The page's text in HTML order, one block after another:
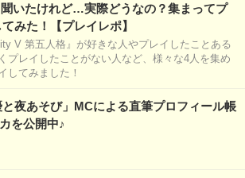
いたけれど…実際どうなの？集まってプ
みた！【プレイレポ】
V 第五人格』が好きな人やプレイしたことある
プレイしたことがない人など、様々な4人を集め
してみました！
と夜あそび」MCによる直筆プロフィール帳
を公開中♪